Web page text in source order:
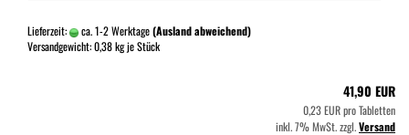
Lieferzeit: ca. 1-2 Werktage(Ausland abweichend)
Versandgewicht:0,38kg je Stück
41,90 EUR
0,23 EUR pro Tabletten
inkl. 7% MwSt. zzgl.Versand